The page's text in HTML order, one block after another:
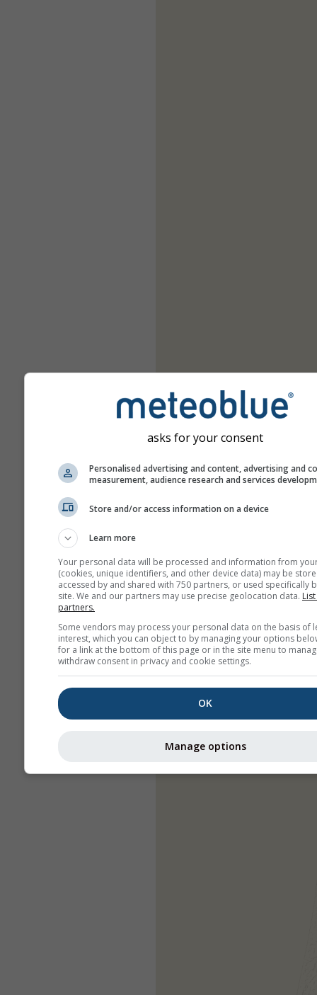
asks for your consent
Personalised advertising and content, advertising and
measurement, audience research and services
Store and/or access information on a device
Learn more
Your personal data will be processed and information from
(cookies, unique identifiers, and other device data) may be
accessed by and shared with 750 partners, or used specifically
site. We and our partners may use precise geolocation data.
partners.
Some vendors may process your personal data on the basis of
interest, which you can object to by managing your options
for a link at the bottom of this page or in the site menu to
withdraw consent in privacy and cookie settings.
OK
Manage options